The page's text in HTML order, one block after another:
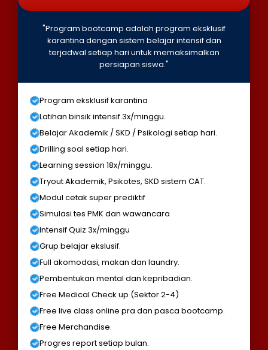
"Program bootcamp adalah program eksklusif
karantina dengan sistem belajar intensif dan
terjadwal setiap hari untuk memaksimalkan
persiapan siswa."
Program eksklusif karantina
Latihan binsik intensif 3x/minggu.
Belajar Akademik / SKD / Psikologi setiap hari.
Drilling soal setiap hari.
Learning session 18x/minggu.
Tryout Akademik, Psikotes, SKD sistem CAT.
Modul cetak super prediktif
Simulasi tes PMK dan wawancara
Intensif Quiz 3x/minggu
Grup belajar ekslusif.
Full akomodasi, makan dan laundry.
Pembentukan mental dan kepribadian.
Free Medical Check up (Sektor 2-4)
Free live class online pra dan pasca bootcamp.
Free Merchandise.
Progres report setiap bulan.